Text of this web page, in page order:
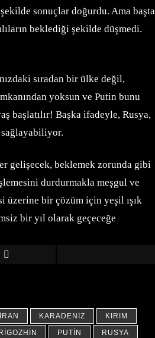
sonuçlar doğurdu. Ama başta
beklediği şekilde düşmedi.
sıradan bir ülke değil,
yoksun ve Putin bunu
başlatılır! Başka ifadeyle, Rusya,
gelişecek, beklemek zorunda gibi
durdurmakla meşgul ve
üzerine bir çözüm için yeşil ışık
bir yıl olarak geçeceğe
İRAN KARADENIZ
KIRIM
PUTIN
RUSYA